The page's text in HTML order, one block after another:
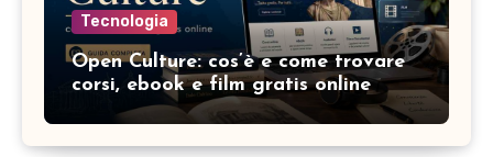
Tecnologia
Open Culture: cos’è e come trovare
corsi, ebook e film gratis online